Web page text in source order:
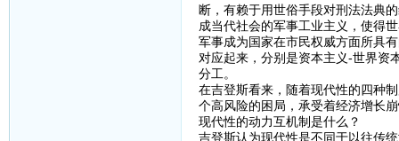
断，有赖于用世俗手段对刑法法典
成当代社会的军事工业主义，使得
军事成为国家在市民权威方面所具
对应起来，分别是资本主义-世界资
分工。
在吉登斯看来，随着现代性的四种
个高风险的困局，承受着经济增长
现代性的动力互机制是什么？
吉登斯认为现代性是不同于以往传